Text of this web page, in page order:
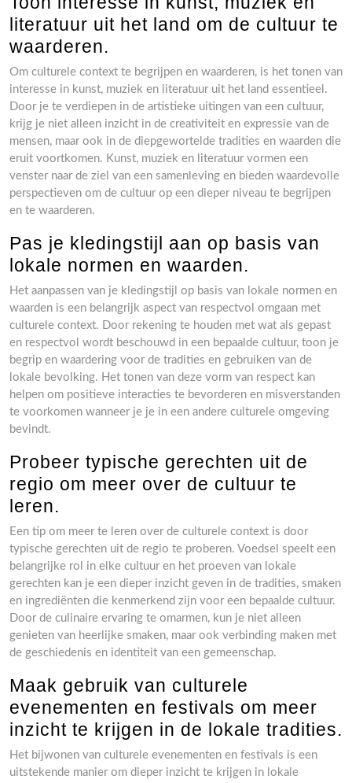
literatuur uit het land om de cultuur te
waarderen.
Om culturele context te begrijpen en waarderen, is het tonen van
interesse in kunst, muziek en literatuur uit het land essentieel.
Door je te verdiepen in de artistieke uitingen van een cultuur,
krijg je niet alleen inzicht in de creativiteit en expressie van de
mensen, maar ook in de diepgewortelde tradities en waarden die
eruit voortkomen. Kunst, muziek en literatuur vormen een
venster naar de ziel van een samenleving en bieden waardevolle
perspectieven om de cultuur op een dieper niveau te begrijpen
en te waarderen.
Pas je kledingstijl aan op basis van
lokale normen en waarden.
Het aanpassen van je kledingstijl op basis van lokale normen en
waarden is een belangrijk aspect van respectvol omgaan met
culturele context. Door rekening te houden met wat als gepast
en respectvol wordt beschouwd in een bepaalde cultuur, toon je
begrip en waardering voor de tradities en gebruiken van de
lokale bevolking. Het tonen van deze vorm van respect kan
helpen om positieve interacties te bevorderen en misverstanden
te voorkomen wanneer je je in een andere culturele omgeving
bevindt.
Probeer typische gerechten uit de
regio om meer over de cultuur te
leren.
Een tip om meer te leren over de culturele context is door
typische gerechten uit de regio te proberen. Voedsel speelt een
belangrijke rol in elke cultuur en het proeven van lokale
gerechten kan je een dieper inzicht geven in de tradities, smaken
en ingrediënten die kenmerkend zijn voor een bepaalde cultuur.
Door de culinaire ervaring te omarmen, kun je niet alleen
genieten van heerlijke smaken, maar ook verbinding maken met
de geschiedenis en identiteit van een gemeenschap.
Maak gebruik van culturele
evenementen en festivals om meer
inzicht te krijgen in de lokale tradities.
Het bijwonen van culturele evenementen en festivals is een
uitstekende manier om dieper inzicht te krijgen in lokale